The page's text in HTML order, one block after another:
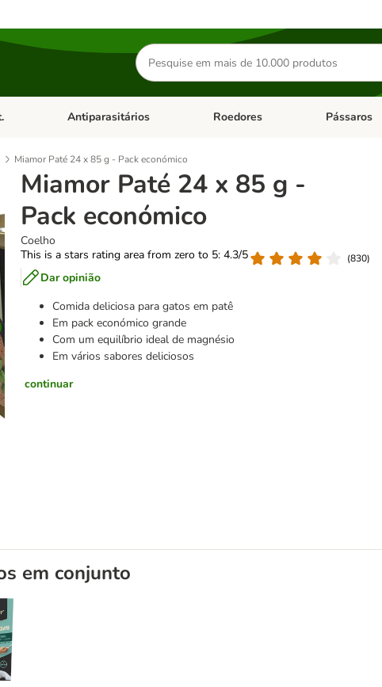
Pesquisar
produtos
categoria: GatosAbrir menu de categoria: Dieta Vet.
Antiparasitários Abrir menu de categoria:
Roedores Abrir menu
Pássaros
Miamor Paté 24 x 85 g - Pack económico
Miamor Paté 24 x 85 g -
Pack económico
Coelho
This is a stars rating area from zero to 5: 4.3/5
(830)
Dar opinião
Comida deliciosa para gatos em patê
Em pack económico grande
Com um equilíbrio ideal de magnésio
Em vários sabores deliciosos
continuar
em conjunto
creme de aves para gatos